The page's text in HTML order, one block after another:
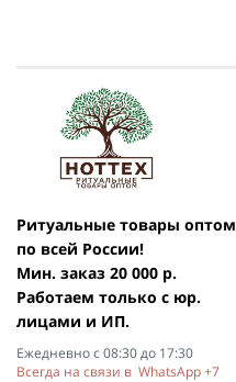
Ритуальные товары оптом
по всей России!
Мин. заказ 20 000 р.
Работаем только с юр.
лицами и ИП.
Ежедневно с 08:30 до 17:30
Всегда на связи в WhatsApp +7